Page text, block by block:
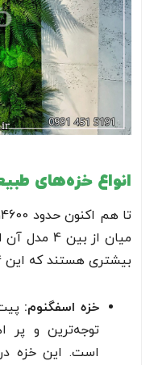
انواع خزه‌های
میان از
بیشتری هستند که این 4 خزه عبارت اند از:
خزه اسفگنوم:
توجه‌ترین و پر
است. این خزه در